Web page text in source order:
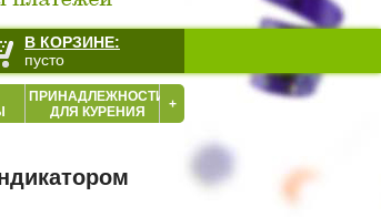
ПРИНАДЛЕЖНОСТИ
ДЛЯ КУРЕНИЯ
+
В КОРЗИНЕ:
пусто